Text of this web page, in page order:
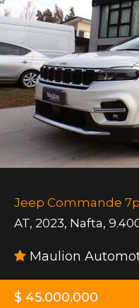
Jeep Commande
AT, 2023, Nafta,
Maulion
$ 45.000.000